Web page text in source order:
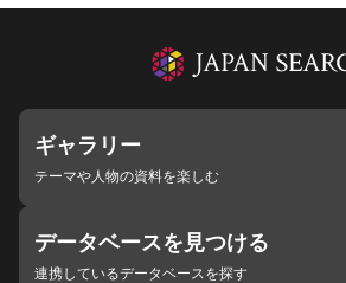
ギャラリー
テーマや人物の資料を楽しむ
データベースを見つける
連携しているデータベースを探す